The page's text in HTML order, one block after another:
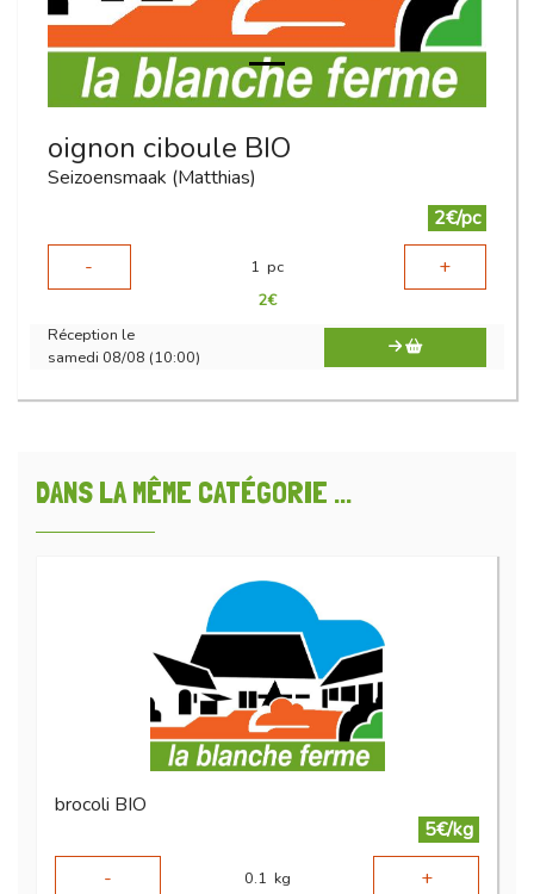
oignon ciboule BIO
Seizoensmaak (Matthias)
2€/pc
-
1 pc +
2€
Réception le
samedi 08/08 (10:00)
DANS LA MÊME CATÉGORIE ...
brocoli BIO
5€/kg
-
0.1 kg +